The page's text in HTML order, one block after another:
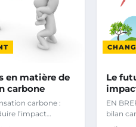
en matière de
carbone
carbone :
l’impact
entreprises.
Le
EN
bilan